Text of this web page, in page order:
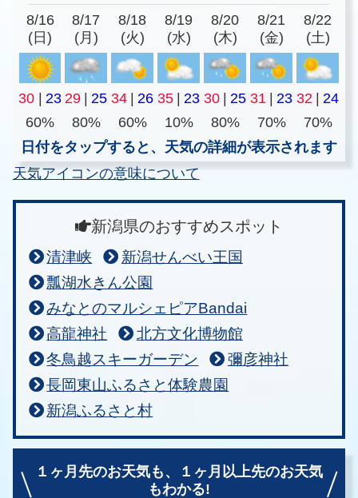
8/16
(日)
8/17
(月)
8/18
(火)
8/19
(水)
8/20
(木)
8/21
(金)
8/22
(土)
30 23 29 25 34 26 35 23 30 25 31 23 32
24
60%
80% 60% 10% 80% 70%
70%
日付をタップすると、天気の詳細が表示されます
天気アイコンの意味について
新潟県のおすすめスポット
清津峡
新潟せんべい王国
瓢湖水きん公園
みなとのマルシェピアBandai
高龍神社
北方文化博物館
冬鳥越スキーガーデン
彌彦神社
長岡東山ふるさと体験農園
新潟ふるさと村
１ヶ月先のお天気も、
１ヶ月以上先のお天気
もわかる!